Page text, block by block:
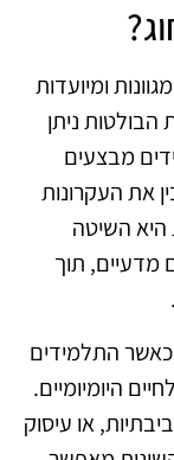
ומיועדות
הבולטות ניתן
מבצעים
את העקרונות
היא השיטה
מדעיים, תוך
התלמידים
היומיומיים.
או עיסוק